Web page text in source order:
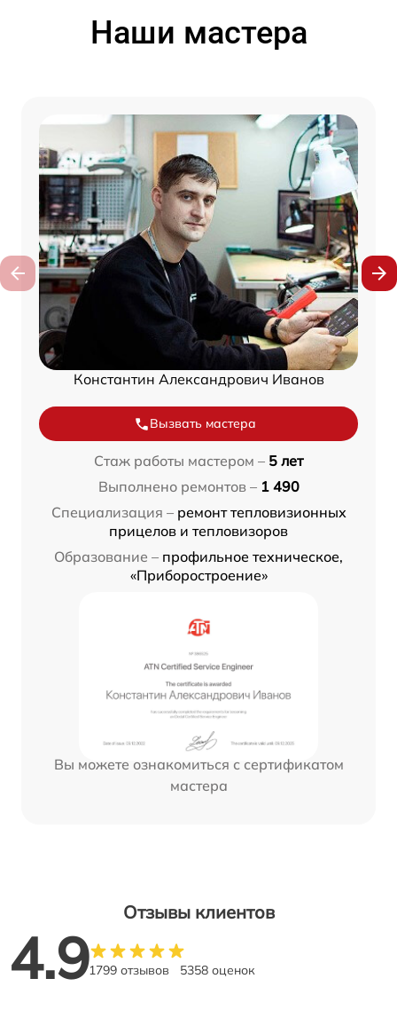
Наши мастера
Константин Александрович Иванов
Вызвать мастера
Стаж работы мастером – 5 лет
Выполнено ремонтов – 1 490
Специализация – ремонт тепловизионных
прицелов и тепловизоров
Образование – профильное техническое,
«Приборостроение»
Вы можете ознакомиться с сертификатом
мастера
Отзывы клиентов
4.91799 отзывов 5358 оценок